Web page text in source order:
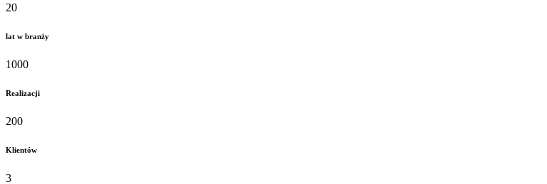
20
lat w branży
1000
Realizacji
200
Klientów
3